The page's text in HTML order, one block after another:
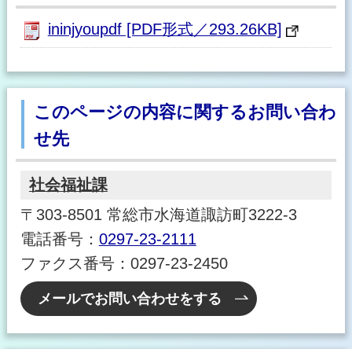
ininjyoupdf [PDF形式／293.26KB]
このページの内容に関するお問い合わ
せ先
社会福祉課
〒303-8501 常総市水海道諏訪町3222-3
電話番号： 0297-23-2111
ファクス番号：0297-23-2450
メールでお問い合わせをする